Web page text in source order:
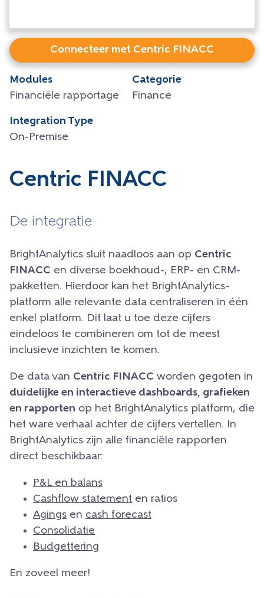
Connecteer met Centric FINACC
Modules
Financiële rapportage
Categorie
Finance
Integration Type
On-Premise
Centric FINACC
De integratie
BrightAnalytics sluit naadloos aan op Centric
FINACC en diverse boekhoud-, ERP- en CRM-
pakketten. Hierdoor kan het BrightAnalytics-
platform alle relevante data centraliseren in één
enkel platform. Dit laat u toe deze cijfers
eindeloos te combineren om tot de meest
inclusieve inzichten te komen.
De data van Centric FINACC worden gegoten in
duidelijke en interactieve dashboards, grafieken
en rapporten op het BrightAnalytics platform, die
het ware verhaal achter de cijfers vertellen. In
BrightAnalytics zijn alle financiële rapporten
direct beschikbaar:
P&L en balans
Cashflow statement en ratios
Agings en cash forecast
Consolidatie
Budgettering
En zoveel meer!